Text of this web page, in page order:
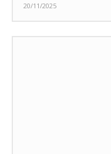
20/11/2025